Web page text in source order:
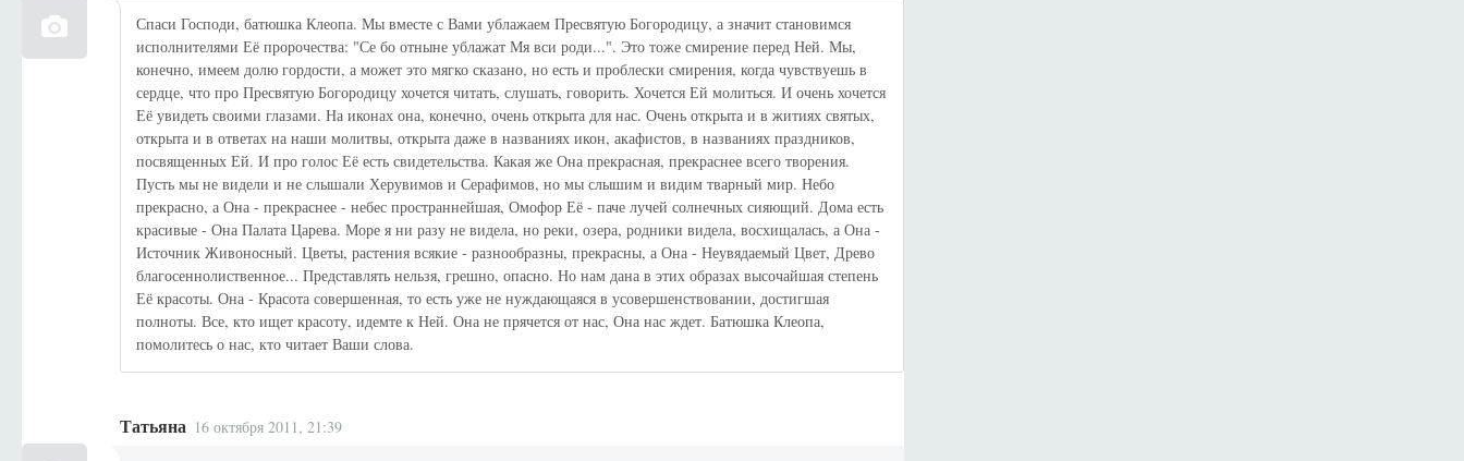
Спаси Господи, батюшка Клеопа. Мы вместе с Вами ублажаем Пресвятую Богородицу, а значит становимся
исполнителями Её пророчества: "Се бо отныне ублажат Мя вси роди...". Это тоже смирение перед Ней. Мы,
конечно, имеем долю гордости, а может это мягко сказано, но есть и проблески смирения, когда чувствуешь в
сердце, что про Пресвятую Богородицу хочется читать, слушать, говорить. Хочется Ей молиться. И очень хочется
Её увидеть своими глазами. На иконах она, конечно, очень открыта для нас. Очень открыта и в житиях святых,
открыта и в ответах на наши молитвы, открыта даже в названиях икон, акафистов, в названиях праздников,
посвященных Ей. И про голос Её есть свидетельства. Какая же Она прекрасная, прекраснее всего творения.
Пусть мы не видели и не слышали Херувимов и Серафимов, но мы слышим и видим тварный мир. Небо
прекрасно, а Она - прекраснее - небес пространнейшая, Омофор Её - паче лучей солнечных сияющий. Дома есть
красивые - Она Палата Царева. Море я ни разу не видела, но реки, озера, родники видела, восхищалась, а Она -
Источник Живоносный. Цветы, растения всякие - разнообразны, прекрасны, а Она - Неувядаемый Цвет, Древо
благосеннолиственное... Представлять нельзя, грешно, опасно. Но нам дана в этих образах высочайшая степень
Её красоты. Она - Красота совершенная, то есть уже не нуждающаяся в усовершенствовании, достигшая
полноты. Все, кто ищет красоту, идемте к Ней. Она не прячется от нас, Она нас ждет. Батюшка Клеопа,
помолитесь о нас, кто читает Ваши слова.
Татьяна 16 октября 2011, 21:39